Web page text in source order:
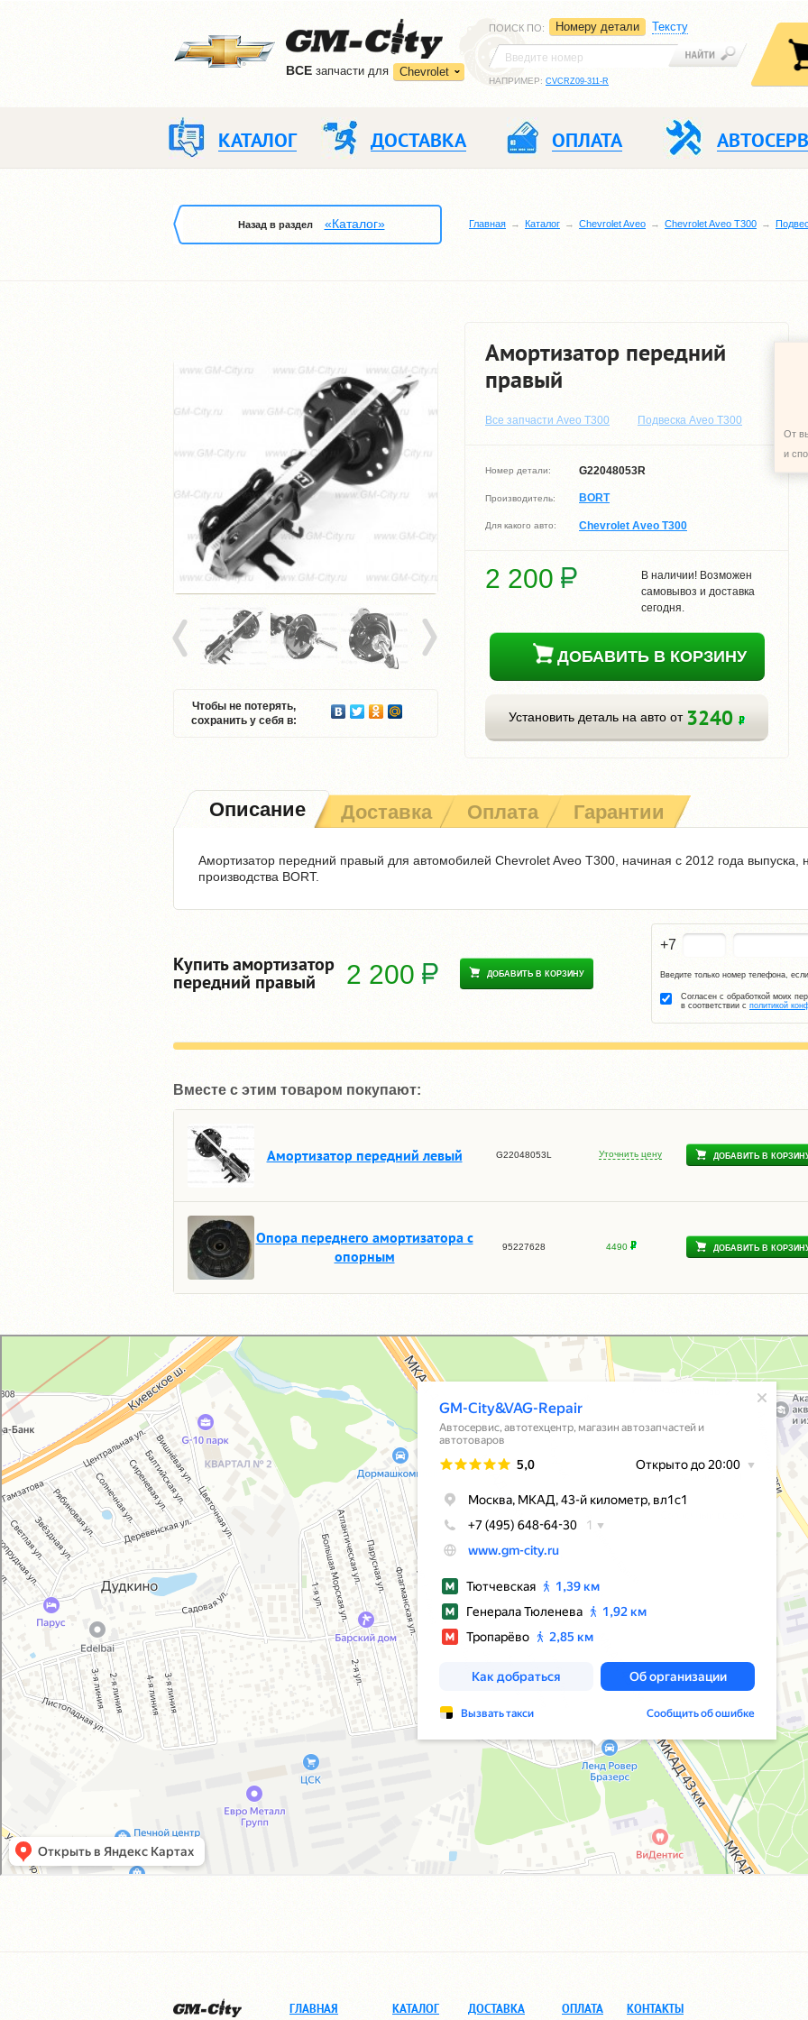
ВCE запчасти для Chevrolet
ПОИСК ПО: Номеру детали Тексту
НАПРИМЕР: CVCRZ09-311-R
КАТАЛОГ ДОСТАВКА ОПЛАТА
Назад в раздел «Каталог» Главная Каталог Chevrolet Aveo Chevrolet Aveo T300
Амортизатор передний
правый
Все запчасти Aveo T300 Подвеска Aveo T300
Чтобы не потерять,
сохранить у себя в:
Номер детали: G22048053R
Производитель: BORT
Для какого авто: Chevrolet Aveo T300
2 200
В наличии! Возможен
самовывоз и доставка
сегодня.
ДОБАВИТЬ В КОРЗИНУ
Установить деталь на авто от 3240
От
и
Описание Доставка Оплата Гарантии
Амортизатор передний правый для автомобилей Chevrolet Aveo T300, начиная с 2012 года выпуска,
производства BORT.
Купить амортизатор
передний правый 2 200 ДОБАВИТЬ В КОРЗИНУ
+7
Введите только номер телефона,
Согласен с обработкой моих
в соответствии с политикой
Вместе с этим товаром покупают:
Амортизатор передний левый G22048053L Уточнить цену ДОБАВИТЬ В
Опора переднего амортизатора с
опорным
95227628 4490 ДОБАВИТЬ В
GM-City&VAG-Repair
Автосервис, автотехцентр в Москве
Магазин автозапчастей и автотоваров в Москве
ГЛАВНАЯ КАТАЛОГ ДОСТАВКА ОПЛАТА КОНТАКТЫ